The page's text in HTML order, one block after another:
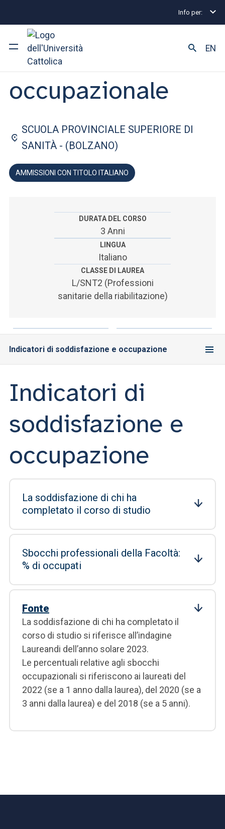
Info per:
Ateneo
Ricerca
Facoltà e campus
ACCEDI ALLA MAIL ICATT
SEI UN DOCENTE O UN MEMBRO DELLO STAFF
ACCEDI A CLOUDMAIL
EN
Terapia
FACOLTÀ DI: MEDICINA E CHIRURGIA
Terapia
occupazionale
SCUOLA PROVINCIALE SUPERIORE DI
SANITÀ - (BOLZANO)
AMMISSIONI CON TITOLO ITALIANO
DURATA DEL CORSO
3 Anni
LINGUA
Italiano
CLASSE DI LAUREA
L/SNT2 (Professioni
sanitarie della riabilitazione)
Indicatori di soddisfazione e occupazione
Indicatori di
soddisfazione e
occupazione
La soddisfazione di chi ha
completato il corso di studio
Sbocchi professionali della Facoltà:
% di occupati
Fonte
La soddisfazione di chi ha completato il
corso di studio si riferisce all’indagine
Laureandi dell’anno solare 2023.
Le percentuali relative agli sbocchi
occupazionali si riferiscono ai laureati del
2022 (se a 1 anno dalla laurea), del 2020 (se a
3 anni dalla laurea) e del 2018 (se a 5 anni).